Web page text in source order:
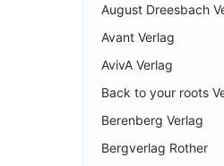
August Dreesbach
Avant Verlag
AvivA Verlag
Back to your roots
Berenberg Verlag
Bergverlag Rother